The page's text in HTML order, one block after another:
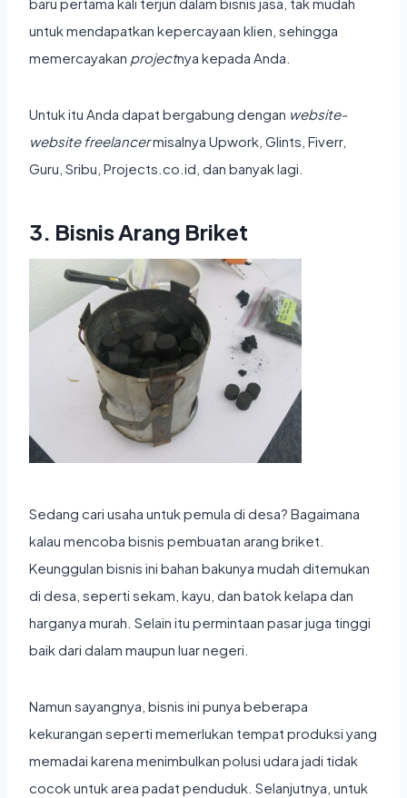
baru pertama kali terjun dalam bisnis jasa, tak mudah
untuk mendapatkan kepercayaan klien, sehingga
memercayakan projectnya kepada Anda.
Untuk itu Anda dapat bergabung dengan website-
website freelancermisalnya Upwork, Glints, Fiverr,
Guru, Sribu, Projects.co.id, dan banyak lagi.
3. Bisnis Arang Briket
Sedang cari usaha untuk pemula di desa? Bagaimana
kalau mencoba bisnis pembuatan arang briket.
Keunggulan bisnis ini bahan bakunya mudah ditemukan
di desa, seperti sekam, kayu, dan batok kelapa dan
harganya murah. Selain itu permintaan pasar juga tinggi
baik dari dalam maupun luar negeri.
Namun sayangnya, bisnis ini punya beberapa
kekurangan seperti memerlukan tempat produksi yang
memadai karena menimbulkan polusi udara jadi tidak
cocok untuk area padat penduduk. Selanjutnya, untuk